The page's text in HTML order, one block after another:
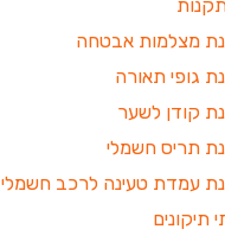
מצלמות אבטחה
גופי תאורה
קודן לשער
תריס חשמלי
עמדת טעינה לרכב חשמלי
תיקונים